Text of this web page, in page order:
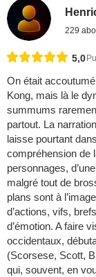
229
5,0
On était
Kong, mais là le
summums
partout. La
laisse pourtant
compréhension de
personnages,
malgré tout de
plans sont à
d’actions, vifs,
d’émotion. A faire
occidentaux,
(Scorsese, Scott,
qui, souvent, en